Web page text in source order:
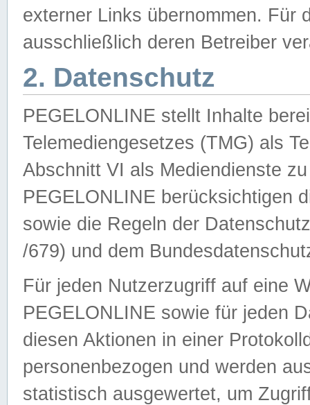
externer Links übernommen. Für
ausschließlich deren Betreiber
2. Datenschutz
PEGELONLINE stellt Inhalte
Telemediengesetzes (TMG) als
Abschnitt VI als Mediendienste
PEGELONLINE berücksichtigen
sowie die Regeln der
/679) und dem
Für jeden Nutzerzugriff auf eine
PEGELONLINE sowie für jeden
diesen Aktionen in einer
personenbezogen und werden
statistisch ausgewertet, um